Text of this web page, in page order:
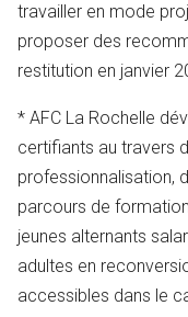
travailler en mode
proposer des
restitution en janvier
* AFC La Rochelle
certifiants au travers
professionnalisation,
parcours de
jeunes alternants
adultes en
accessibles dans le